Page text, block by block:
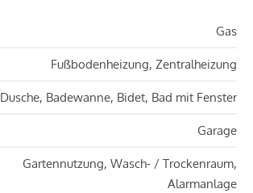
Gas
Fußbodenheizung, Zentralheizung
Dusche, Badewanne, Bidet, Bad mit Fenster
Garage
Gartennutzung, Wasch- / Trockenraum,
Alarmanlage